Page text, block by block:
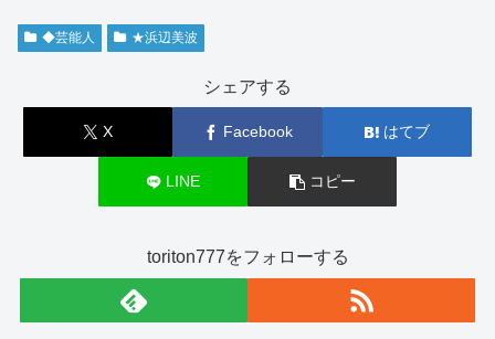
◆芸能人 ★浜辺美波
シェアする
X Facebook はてブ
LINE コピー
toriton777をフォローする